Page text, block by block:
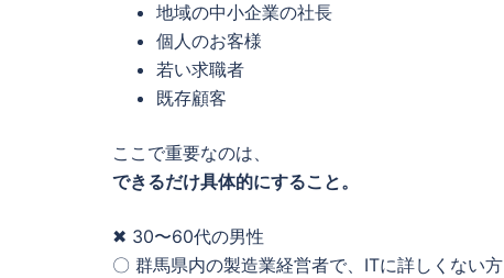
地域の中小企業の社長
個人のお客様
若い求職者
既存顧客
ここで重要なのは、
できるだけ具体的にすること。
✖ 30〜60代の男性
〇 群馬県内の製造業経営者で、ITに詳しくない方